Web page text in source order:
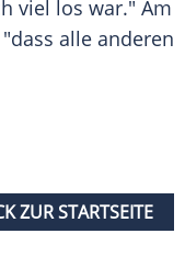
viel los war." Am
alle anderen
ZUR STARTSEITE